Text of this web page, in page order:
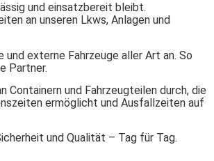
und einsatzbereit bleibt.
an unseren Lkws, Anlagen und
externe Fahrzeuge aller Art an. So
Partner.
und Fahrzeugteilen durch, die
ermöglicht und Ausfallzeiten auf
und Qualität – Tag für Tag.